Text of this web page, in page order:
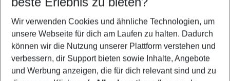
Familienurlaub Caleta de Fuste
Flug & Hotel Caleta de Fuste
Frübucher Angebote Caleta de Fuste für 2026
Last Minute Caleta de Fuste
Pauschalreisen Caleta de Fuste
Wir verwenden Cookies und ähnliche Technologien, um
unsere Webseite für dich am Laufen zu halten. Dadurch
können wir die Nutzung unserer Plattform verstehen und
verbessern, dir Support bieten sowie Inhalte, Angebote
und Werbung anzeigen, die für dich relevant sind und zu